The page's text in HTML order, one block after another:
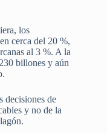
los
cerca del 20 %,
al 3 %. A la
billones y aún
decisiones de
y no de la